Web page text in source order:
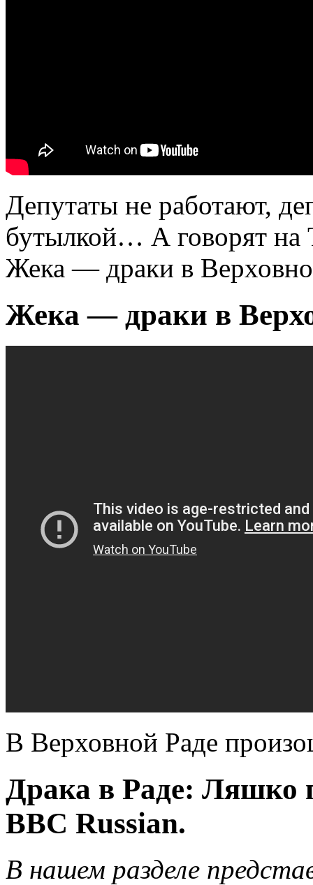
Депутаты не работают,
бутылкой… А говорят на
Жека — драки в
Жека — драки в
В Верховной Раде
Драка в Раде: Ляшко
BBC Russian.
В нашем разделе